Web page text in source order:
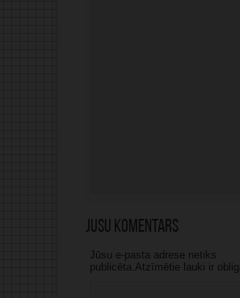
Jūsu komentārs
Jūsu e-pasta adrese netiks
publicēta.Atzīmētie lauki ir